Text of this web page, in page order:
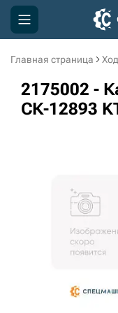
Главная страница
2175002 -
СК-12893
Компания
Акции
3D тур по
3D тур по складам
sksale@skdst.ru